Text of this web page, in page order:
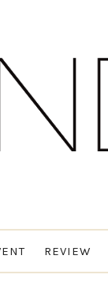
REVIEW